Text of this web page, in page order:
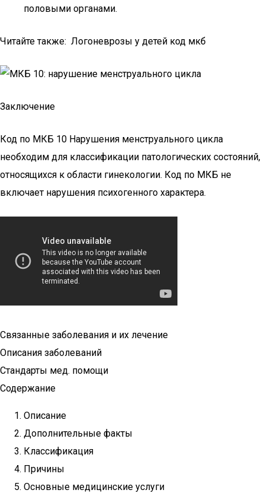
половыми органами.
Читайте также: Логоневрозы у детей код мкб
Заключение
Код по МКБ 10 Нарушения менструального цикла
необходим для классификации патологических состояний,
относящихся к области гинекологии. Код по МКБ не
включает нарушения психогенного характера.
Связанные заболевания и их лечение
Описания заболеваний
Стандарты мед. помощи
Содержание
Описание
Дополнительные факты
Классификация
Причины
Основные медицинские услуги